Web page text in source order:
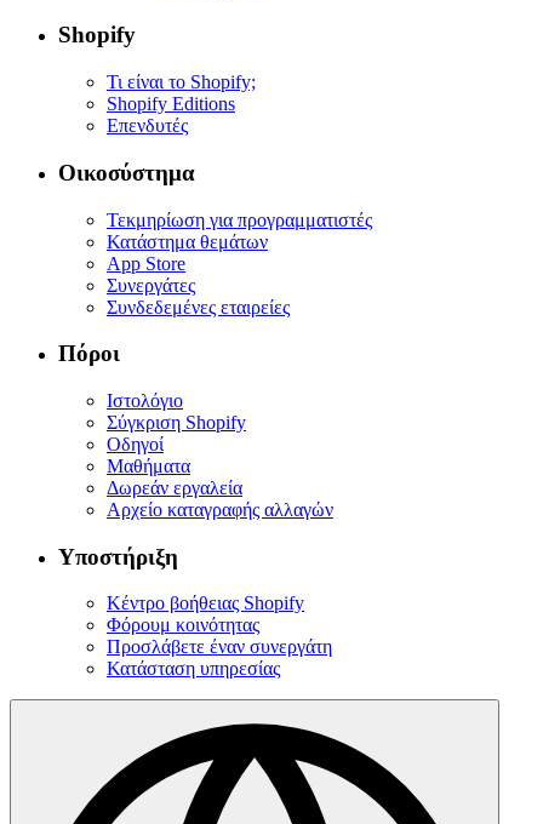
Shopify
Τι είναι το Shopify;
Shopify Editions
Επενδυτές
Οικοσύστημα
Τεκμηρίωση για προγραμματιστές
Κατάστημα θεμάτων
App Store
Συνεργάτες
Συνδεδεμένες εταιρείες
Πόροι
Ιστολόγιο
Σύγκριση Shopify
Οδηγοί
Μαθήματα
Δωρεάν εργαλεία
Αρχείο καταγραφής αλλαγών
Υποστήριξη
Κέντρο βοήθειας Shopify
Φόρουμ κοινότητας
Προσλάβετε έναν συνεργάτη
Κατάσταση υπηρεσίας